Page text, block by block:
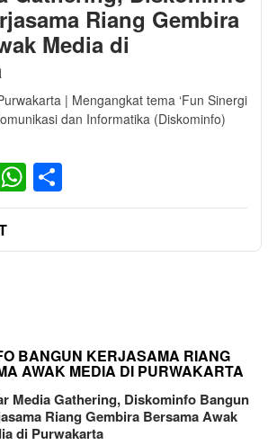
Riang Gembira
Media di
| Mengangkat tema ‘Fun Sinergi
dan Informatika (Diskominfo)
WhatsApp
BANGUN KERJASAMA RIANG
AWAK MEDIA DI PURWAKARTA
Media Gathering, Diskominfo Bangun
Riang Gembira Bersama Awak
di Purwakarta